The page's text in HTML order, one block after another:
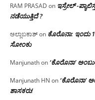
RAM PRASAD on ಇಸ್ರೇಲ್ -
ನಡೆಯುತ್ತಿದೆ ?
ಅಲ್ಲಾಬಕಾಶ್on ಕೊರೊನಾ: ಇಂದು
ಸೋಂಕು
Manjunathon ‘ಕೊರೊನಾ’
Manjunath HN on ‘ಕೊರೊನಾ’
ಶಾಸಕರು!